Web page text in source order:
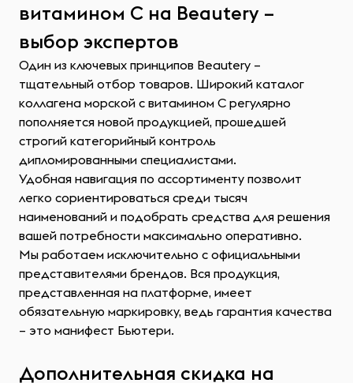
витамином С на Beautery –
выбор экспертов
Один из ключевых принципов Beautery –
тщательный отбор товаров. Широкий каталог
коллагена морской с витамином С регулярно
пополняется новой продукцией, прошедшей
строгий категорийный контроль
дипломированными специалистами.
Удобная навигация по ассортименту позволит
легко сориентироваться среди тысяч
наименований и подобрать средства для решения
вашей потребности максимально оперативно.
Мы работаем исключительно с официальными
представителями брендов. Вся продукция,
представленная на платформе, имеет
обязательную маркировку, ведь гарантия качества
– это манифест Бьютери.
Дополнительная скидка на